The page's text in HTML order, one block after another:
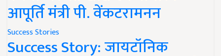
आपूर्ति मंत्री पी. वेंकटरामनन
Success Stories
Success Story: जायटॉनिक